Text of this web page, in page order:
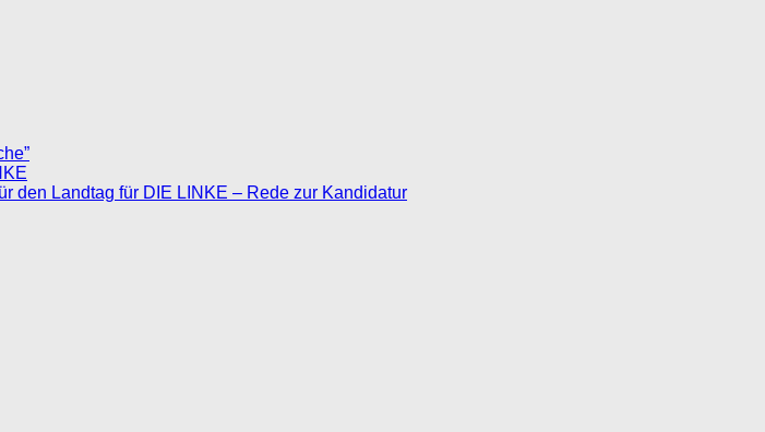
den Landtag für DIE LINKE – Rede zur Kandidatur